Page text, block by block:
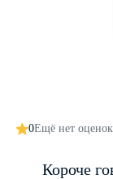
0Ещё нет оценок
Короче